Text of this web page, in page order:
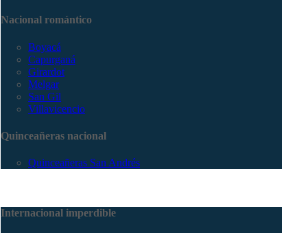
Nacional romántico
Boyacá
Capurganá
Girardot
Melgar
San Gil
Villavicencio
Quinceañeras nacional
Quinceañeras San Andrés
Internacional imperdible